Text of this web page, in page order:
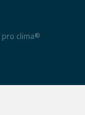
pro clima®